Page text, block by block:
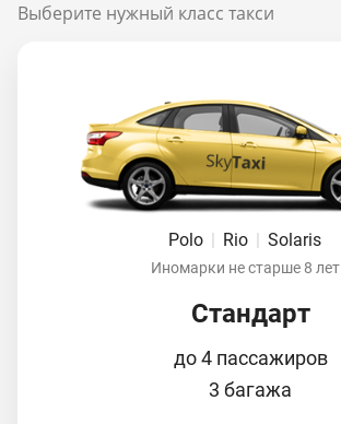
Выберите нужный класс такси
Polo | Rio | Solaris
Иномарки не старше 8 лет
Стандарт
до 4 пассажиров
3 багажа